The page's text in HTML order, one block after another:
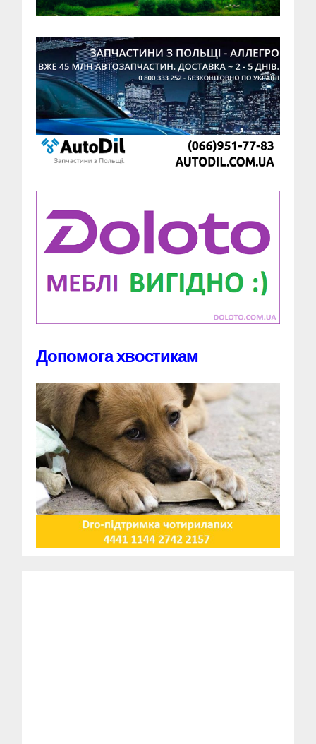
Допомога хвостикам